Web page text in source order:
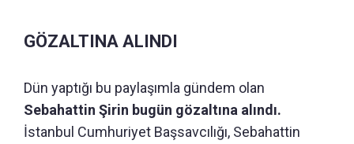
GÖZALTINA ALINDI
Dün yaptığı bu paylaşımla gündem olan
Sebahattin Şirin bugün gözaltına alındı.
İstanbul Cumhuriyet Başsavcılığı, Sebahattin